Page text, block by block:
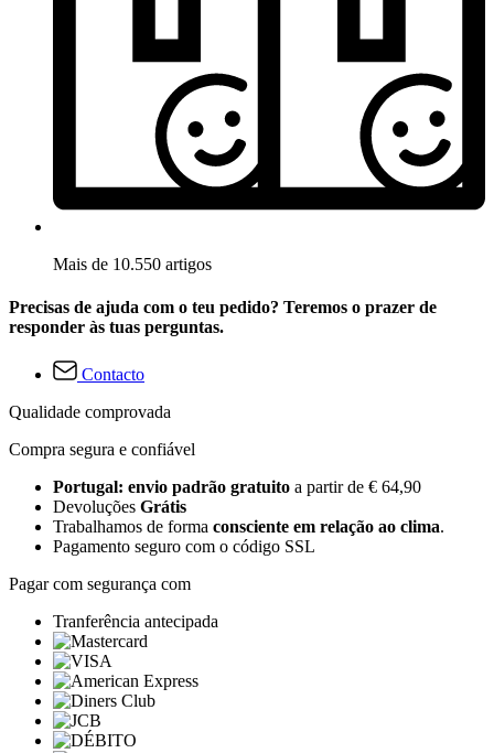
Mais de 10.550 artigos
Precisas de ajuda com o teu pedido? Teremos o prazer de
responder às tuas perguntas.
Contacto
Qualidade comprovada
Compra segura e confiável
Portugal: envio padrão gratuito a partir de € 64,90
Devoluções Grátis
Trabalhamos de forma consciente em relação ao clima.
Pagamento seguro com o código SSL
Pagar com segurança com
Tranferência antecipada